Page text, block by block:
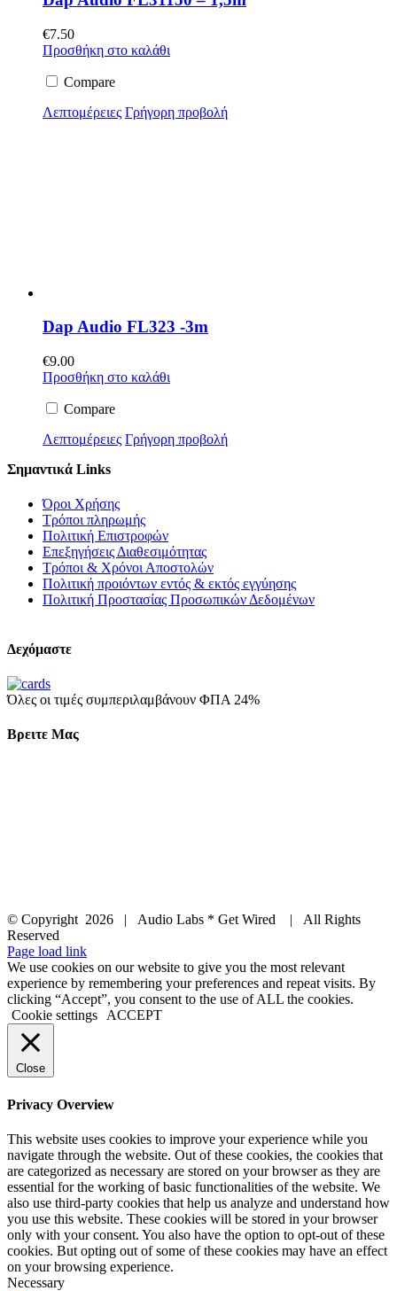
€7.50
Προσθήκη στο καλάθι
Compare
Λεπτομέρειες Γρήγορη προβολή
Dap Audio FL323 -3m
€9.00
Προσθήκη στο καλάθι
Compare
Λεπτομέρειες Γρήγορη προβολή
Σημαντικά Links
Όροι Χρήσης
Τρόποι πληρωμής
Πολιτική Επιστροφών
Επεξηγήσεις Διαθεσιμότητας
Τρόποι & Χρόνοι Αποστολών
Πολιτική προιόντων εντός & εκτός εγγύησης
Πολιτική Προστασίας Προσωπικών Δεδομένων
Δεχόμαστε
Όλες οι τιμές συμπεριλαμβάνουν ΦΠΑ 24%
Βρειτε Μας
© Copyright 2026 | Audio Labs * Get Wired | All Rights
Reserved
Facebook
Instagram
YouTube
LinkedIn
X
Page load link
We use cookies on our website to give you the most relevant
experience by remembering your preferences and repeat visits. By
clicking “Accept”, you consent to the use of ALL the cookies.
Cookie settings
ACCEPT
Close
Privacy Overview
This website uses cookies to improve your experience while you
navigate through the website. Out of these cookies, the cookies that
are categorized as necessary are stored on your browser as they are
essential for the working of basic functionalities of the website. We
also use third-party cookies that help us analyze and understand how
you use this website. These cookies will be stored in your browser
only with your consent. You also have the option to opt-out of these
cookies. But opting out of some of these cookies may have an effect
on your browsing experience.
Necessary